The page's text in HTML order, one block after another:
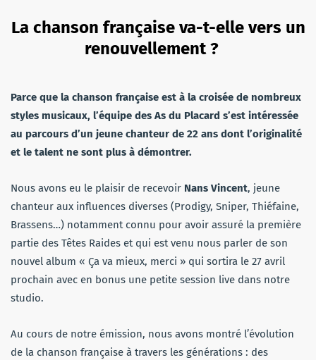
La chanson française va-t-elle vers un
renouvellement ?
Parce que la chanson française est à la croisée de nombreux
styles musicaux, l’équipe des As du Placard s’est intéressée
au parcours d’un jeune chanteur de 22 ans dont l’originalité
et le talent ne sont plus à démontrer.
Nous avons eu le plaisir de recevoir Nans Vincent, jeune
chanteur aux influences diverses (Prodigy, Sniper, Thiéfaine,
Brassens…) notamment connu pour avoir assuré la première
partie des Têtes Raides et qui est venu nous parler de son
nouvel album « Ça va mieux, merci » qui sortira le 27 avril
prochain avec en bonus une petite session live dans notre
studio.
Au cours de notre émission, nous avons montré l’évolution
de la chanson française à travers les générations : des